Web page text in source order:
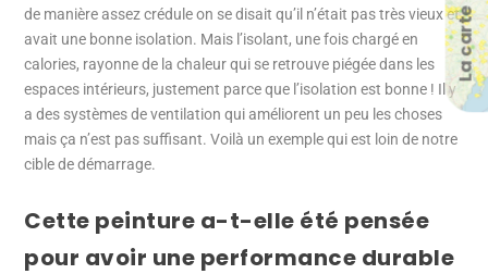
La carte
de manière assez crédule on se disait qu’il n’était pas très vieux et
avait une bonne isolation. Mais l’isolant, une fois chargé en
calories, rayonne de la chaleur qui se retrouve piégée dans les
espaces intérieurs, justement parce que l’isolation est bonne ! Il y
a des systèmes de ventilation qui améliorent un peu les choses
mais ça n’est pas suffisant. Voilà un exemple qui est loin de notre
cible de démarrage.
Cette peinture a-t-elle été pensée
pour avoir une performance durable